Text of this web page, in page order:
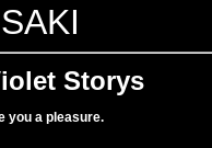
Storys
you a pleasure.